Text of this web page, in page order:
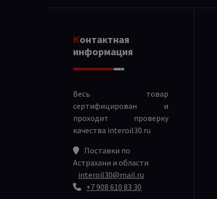
Контактная
информация
Весь товар
сертифицирован и
проходит проверку
качества interoil30.ru
Поставки по
Астрахани и области
interoil30@mail.ru
+7 908 610 83 30